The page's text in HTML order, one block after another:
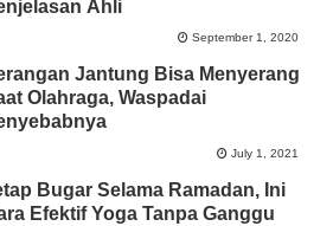
Ahli
September 1, 2020
Jantung Bisa Menyerang
Olahraga, Waspadai
July 1, 2021
Bugar Selama Ramadan, Ini
Efektif Yoga Tanpa Ganggu